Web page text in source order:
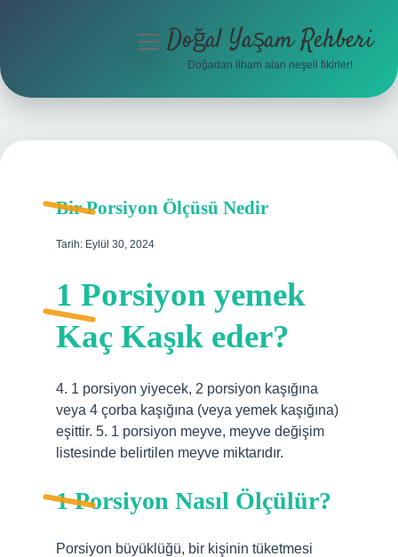
Hakkımızda
menüyüDoğal Yaşam Rehberi
Doğadan ilham alan neşeli fikirler!
Bir Porsiyon Ölçüsü Nedir
Tarih: Eylül 30, 2024
1 Porsiyon yemek
Kaç Kaşık eder?
4. 1 porsiyon yiyecek, 2 porsiyon kaşığına
veya 4 çorba kaşığına (veya yemek kaşığına)
eşittir. 5. 1 porsiyon meyve, meyve değişim
listesinde belirtilen meyve miktarıdır.
1 Porsiyon Nasıl Ölçülür?
Porsiyon büyüklüğü, bir kişinin tüketmesi